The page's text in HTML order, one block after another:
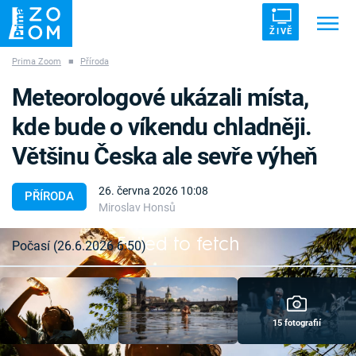
ŽIVĚ
ZÁHADY VETŘELCI DÁVNOVĚKU
Témata
Témata
Pořady
TV Program
Prima Zoom ■ Příroda
PŘÍRODA
26. června 2026 10:08
Miroslav Honsů
Meteorologové ukázali místa,
kde bude o víkendu chladněji.
Většinu Česka ale sevře výheň
Failed to fetch
Počasí (26.6.2026 6:50)
15 fotografií